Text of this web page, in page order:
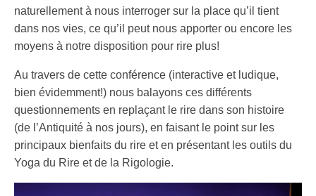
Qui suis-je?
Bénéfices
Santé et bien-être
Gestion du stress
Cohésion d’équipe
Prestations
Ateliers « Rire en ligne »
naturellement à nous interroger sur la place qu’il tient
dans nos vies, ce qu’il peut nous apporter ou encore les
moyens à notre disposition pour rire plus!
Au travers de cette conférence (interactive et ludique,
bien évidemment!) nous balayons ces différents
questionnements en replaçant le rire dans son histoire
(de l’Antiquité à nos jours), en faisant le point sur les
principaux bienfaits du rire et en présentant les outils du
Yoga du Rire et de la Rigologie.